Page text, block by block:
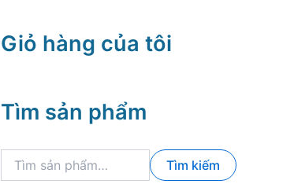
Giỏ hàng của tôi
Tìm sản phẩm
Tìm kiếm